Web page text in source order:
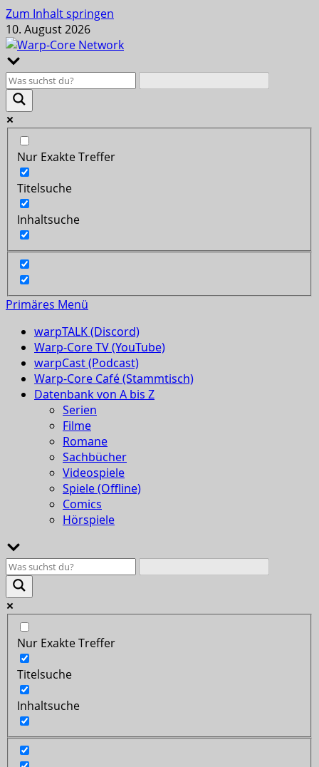
Zum Inhalt springen
10. August 2026
Nur Exakte Treffer
Titelsuche
Inhaltsuche
Primäres Menü
warpTALK (Discord)
Warp-Core TV (YouTube)
warpCast (Podcast)
Warp-Core Café (Stammtisch)
Datenbank von A bis Z
Serien
Filme
Romane
Sachbücher
Videospiele
Spiele (Offline)
Comics
Hörspiele
Nur Exakte Treffer
Titelsuche
Inhaltsuche